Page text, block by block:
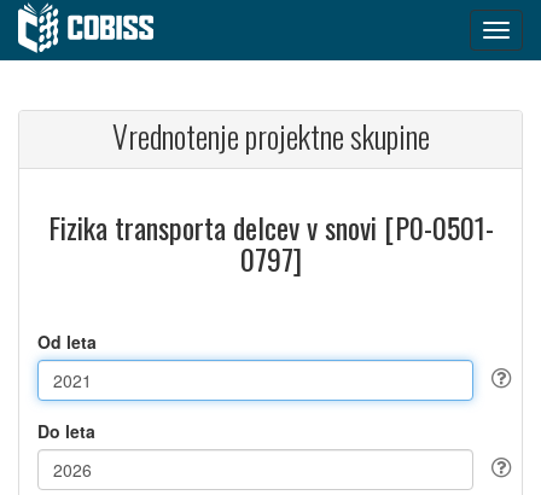
Vrednotenje projektne skupine
Fizika transporta delcev v snovi [P0-0501-
0797]
Od leta
Do leta